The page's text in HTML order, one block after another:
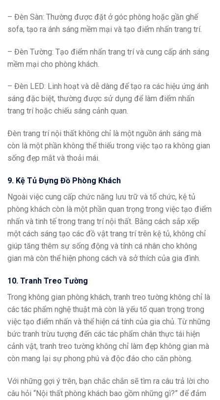
– Đèn Sàn: Thường được đặt ở góc phòng hoặc gần ghế
sofa, tạo ra ánh sáng mềm mại và tạo điểm nhấn trang trí.
– Đèn Tường: Tạo điểm nhấn trang trí và cung cấp ánh sáng
mềm mại cho phòng khách.
– Đèn LED: Linh hoạt và dễ dàng để tạo ra các hiệu ứng ánh
sáng đặc biệt, thường được sử dụng để làm điểm nhấn
trang trí hoặc chiếu sáng cảnh quan.
Đèn trang trí nội thất không chỉ là một nguồn ánh sáng mà
còn là một phần không thể thiếu trong việc tạo ra không gian
sống đẹp mắt và thoải mái.
9. Kệ Tủ Đựng Đồ Phòng Khách
Ngoài việc cung cấp chức năng lưu trữ và tổ chức, kệ tủ
phòng khách còn là một phần quan trọng trong việc tạo điểm
nhấn và tinh tế trong trang trí nội thất. Bằng cách sắp xếp
một cách sáng tạo các đồ vật trang trí trên kệ tủ, không chỉ
giúp tăng thêm sự sống động và tính cá nhân cho không
gian mà còn thể hiện phong cách và sở thích của gia đình.
10. Tranh Treo Tường
Trong không gian phòng khách, tranh treo tường không chỉ là
các tác phẩm nghệ thuật mà còn là yếu tố quan trọng trong
việc tạo điểm nhấn và thể hiện cá tính của gia chủ. Từ những
bức tranh trừu tượng đến các tác phẩm chân thực tái hiện
cảnh vật, tranh treo tường không chỉ làm đẹp không gian mà
còn mang lại sự phong phú và độc đáo cho căn phòng.
Với những gợi ý trên, bạn chắc chắn sẽ tìm ra câu trả lời cho
câu hỏi “Nội thất phòng khách bao gồm những gì?” để đảm